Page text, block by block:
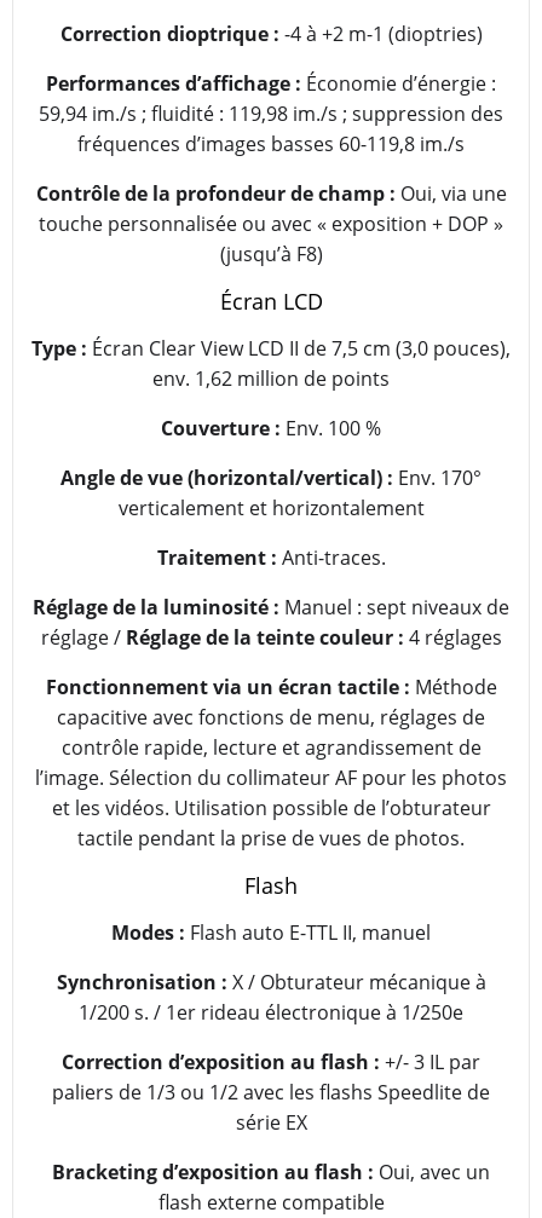
Correction dioptrique : -4 à +2 m-1 (dioptries)
Performances d’affichage : Économie d’énergie :
59,94 im./s ; fluidité : 119,98 im./s ; suppression des
fréquences d’images basses 60-119,8 im./s
Contrôle de la profondeur de champ : Oui, via une
touche personnalisée ou avec « exposition + DOP »
(jusqu’à F8)
Écran LCD
Type : Écran Clear View LCD II de 7,5 cm (3,0 pouces),
env. 1,62 million de points
Couverture : Env. 100 %
Angle de vue (horizontal/vertical) : Env. 170°
verticalement et horizontalement
Traitement : Anti-traces.
Réglage de la luminosité : Manuel : sept niveaux de
réglage / Réglage de la teinte couleur : 4 réglages
Fonctionnement via un écran tactile : Méthode
capacitive avec fonctions de menu, réglages de
contrôle rapide, lecture et agrandissement de
l’image. Sélection du collimateur AF pour les photos
et les vidéos. Utilisation possible de l’obturateur
tactile pendant la prise de vues de photos.
Flash
Modes : Flash auto E-TTL II, manuel
Synchronisation : X / Obturateur mécanique à
1/200 s. / 1er rideau électronique à 1/250e
Correction d’exposition au flash : +/- 3 IL par
paliers de 1/3 ou 1/2 avec les flashs Speedlite de
série EX
Bracketing d’exposition au flash : Oui, avec un
flash externe compatible